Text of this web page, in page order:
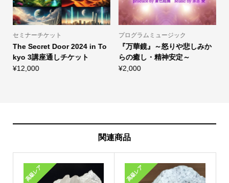
セミナーチケット
The Secret Door 2024 in To
kyo 3講座通しチケット
¥12,000
プログラムミュージック
『万華鏡』～怒りや悲しみか
らの癒し・精神安定～
¥2,000
関連商品
高級レア 高級レア